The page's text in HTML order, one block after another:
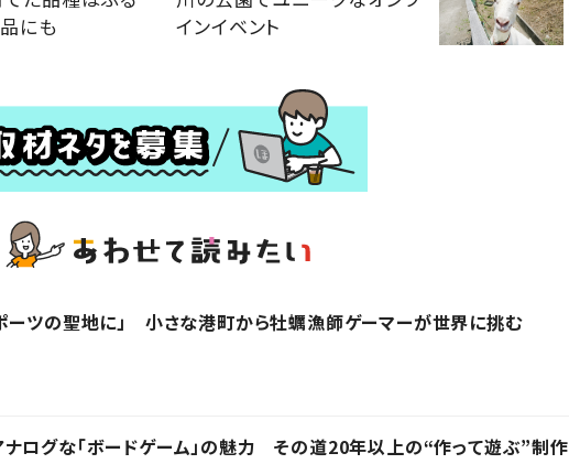
にも
インイベント
ーツの聖地に」 小さな港町から牡蠣漁師ゲーマーが世界に挑む
ログな「ボードゲーム」の魅力 その道20年以上の“作って遊ぶ”制作